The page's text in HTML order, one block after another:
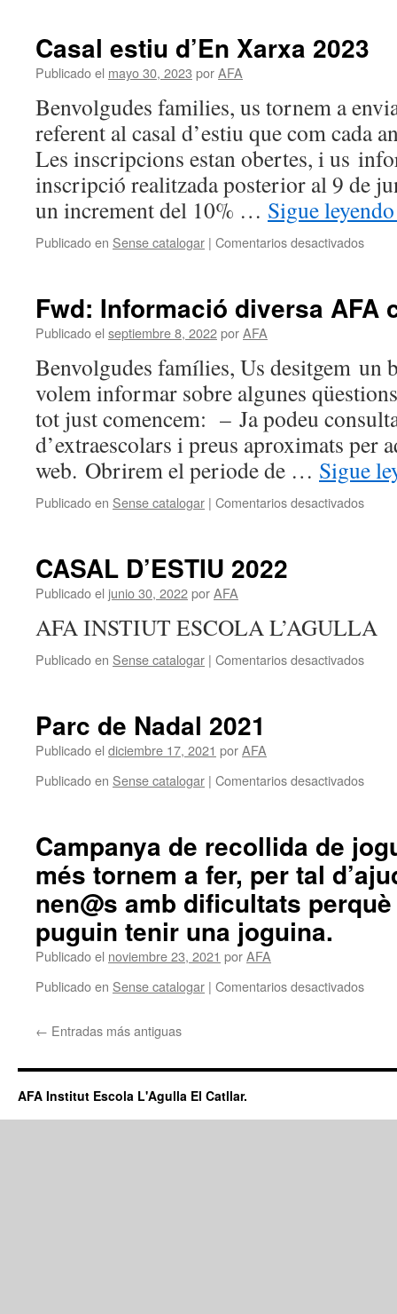
Dojo
Casal estiu d’En Xarxa 2023
Publicado el mayo 30, 2023 porAFA
Benvolgudes families, us tornem a
referent al casal d’estiu que com cada
Les inscripcions estan obertes, i us
inscripció realitzada posterior al 9 de
un increment del 10% … Sigue
Publicado en Sense catalogar | Comentarios desactivadosen
Xarxa
Fwd: Informació diversa AFA
Publicado el septiembre 8, 2022porAFA
Benvolgudes famílies, Us desitgem un
volem informar sobre algunes
tot just comencem: – Ja podeu
d’extraescolars i preus aproximats per
web. Obrirem el periode de … Sigue
Publicado en Sense catalogar | Comentarios desactivadosen
23
CASAL D’ESTIU 2022
Publicado el junio 30, 2022porAFA
AFA INSTIUT ESCOLA L’AGULLA
Publicado en Sense catalogar | Comentarios desactivadosen
Parc de Nadal 2021
Publicado el diciembre 17, 2021 porAFA
Publicado en Sense catalogar | Comentarios desactivadosen
2021
Campanya de recollida de
més tornem a fer, per tal
nen@s amb dificultats
puguin tenir una joguina.
Publicado el noviembre 23, 2021 porAFA
Publicado en Sense catalogar | Comentarios desactivadosen
← Entradas más antiguas
AFA Institut Escola L'Agulla El Catllar.